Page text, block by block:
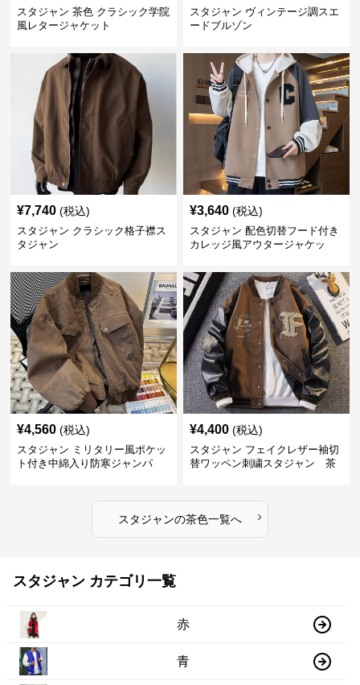
スタジャン 茶色 クラシック学院
風レタージャケット
スタジャン ヴィンテージ調スエ
ードブルゾン
¥7,740 (税込)
スタジャン クラシック格子襟ス
タジャン
¥3,640 (税込)
スタジャン 配色切替フード付き
カレッジ風アウタージャケッ
¥4,560 (税込)
スタジャン ミリタリー風ポケッ
ト付き中綿入り防寒ジャンパ
¥4,400 (税込)
スタジャン フェイクレザー袖切
替ワッペン刺繍スタジャン 茶
スタジャンの茶色一覧へ ›
スタジャン カテゴリ一覧
赤
青